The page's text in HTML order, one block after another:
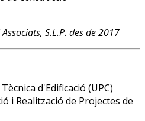
S.L.P. des de 2017
d'Edificació (UPC)
i Realització de Projectes de